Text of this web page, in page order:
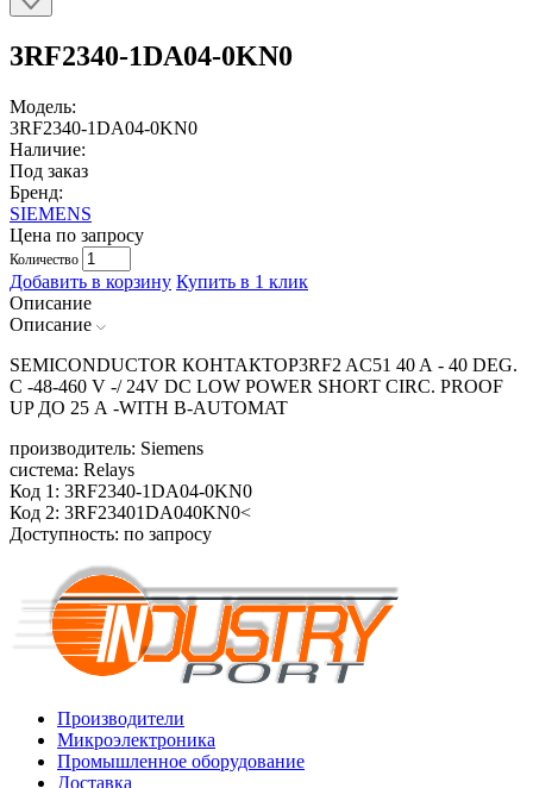
3RF2340-1DA04-0KN0
Модель:
3RF2340-1DA04-0KN0
Наличие:
Под заказ
Бренд:
SIEMENS
Цена по запросу
Количество
Добавить в корзину Купить в 1 клик
Описание
Описание
SEMICONDUCTOR КОНТАКТОР3RF2 AC51 40 A - 40 DEG.
C -48-460 V -/ 24V DC LOW POWER SHORT CIRC. PROOF
UP ДО 25 A -WITH B-AUTOMAT
производитель: Siemens
система: Relays
Код 1: 3RF2340-1DA04-0KN0
Код 2: 3RF23401DA040KN0<
Доступность: по запросу
Производители
Микроэлектроника
Промышленное оборудование
Доставка